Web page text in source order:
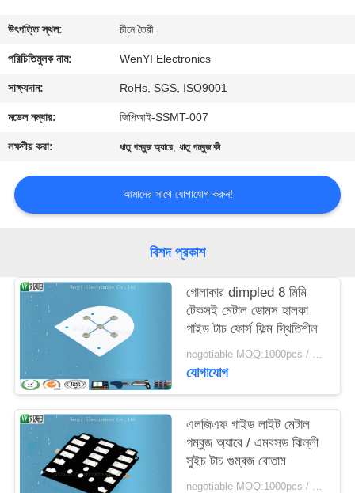
যোগাযোগ
করুন
উদ্ধৃতির
আবেদন
ম্যাপ
PRIVACY
POLICY
উৎপত্তি স্থল: চীনে তৈরী
পরিচিতিমুলক নাম: WenYI Electronics
সাক্ষ্যদান: RoHs, SGS, ISO9001
মডেল নম্বার: জিপিআই-SSMT-007
লক্ষণীয় করা: ধাতু গম্বুজ অ্যারে,ধাতু গম্বুজ কী
আমাদের সাথে যোগাযোগ করুন!
বিশদ প্রকাশ
গোলাকার dimpled 8 মিমি
টেকসই মেটাল ডোমস হালকা
গাইড টাচ ফোর্স ফিল্ম স্থিতিশীল
negotiable MOQ:1000pcs / অনেক
যোগাযোগ
এলজিএফ গাইড লাইট মেটাল
গম্বুজ অ্যারে / এমবসড ঝিল্লী
সুইচ টাচ গুম্বজ বোতাম
negotiable MOQ:1000pcs / অনেক